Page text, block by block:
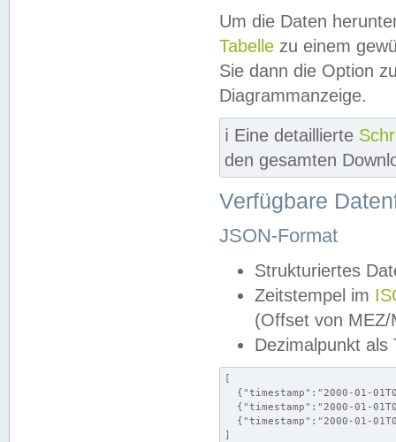
Um die Daten
Tabelle zu einem
Sie dann die Option
Diagrammanzeige.
ℹ️ Eine detaillierte
den gesamten
Verfügbare
JSON-Format
Strukturiertes
Zeitstempel im
(Offset von MEZ/
Dezimalpunkt als
[
{"timestamp":"2000-01-
{"timestamp":"2000-01-
{"timestamp":"2000-01-
]